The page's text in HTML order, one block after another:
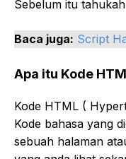
Sebelum itu
Baca juga: Script
Apa itu Kode
Kode HTML (
Kode bahasa yang
sebuah halaman